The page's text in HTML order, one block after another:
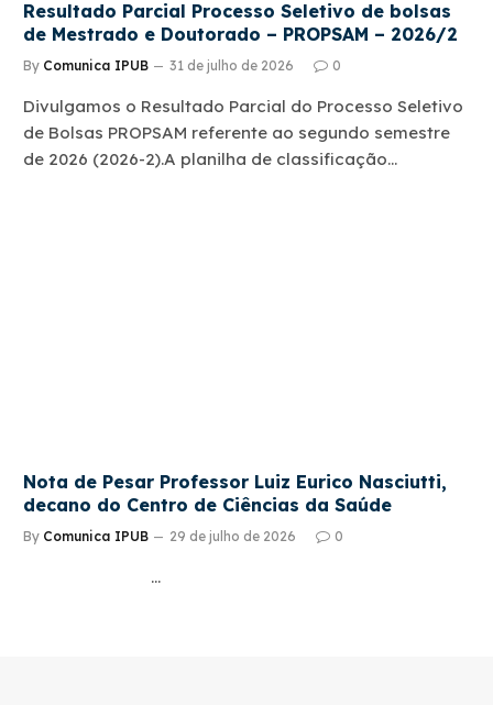
Resultado Parcial Processo Seletivo de bolsas
de Mestrado e Doutorado – PROPSAM – 2026/2
By Comunica IPUB 31 de julho de 2026 0
Divulgamos o Resultado Parcial do Processo Seletivo
de Bolsas PROPSAM referente ao segundo semestre
de 2026 (2026-2).A planilha de classificação…
Nota de Pesar Professor Luiz Eurico Nasciutti,
decano do Centro de Ciências da Saúde
By Comunica IPUB 29 de julho de 2026 0
…